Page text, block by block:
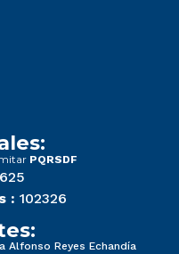
PQRSDF
: 102326
Alfonso Reyes Echandía